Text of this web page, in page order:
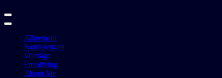
Allgemein
Konferenzen
Vorträge
Freediving
About Me